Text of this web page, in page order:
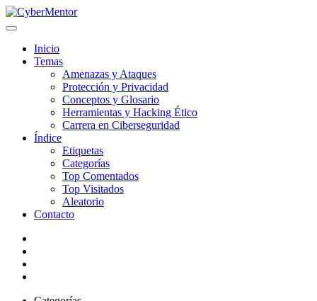
Inicio
Temas
Amenazas y Ataques
Protección y Privacidad
Conceptos y Glosario
Herramientas y Hacking Ético
Carrera en Ciberseguridad
Índice
Etiquetas
Categorías
Top Comentados
Top Visitados
Aleatorio
Contacto